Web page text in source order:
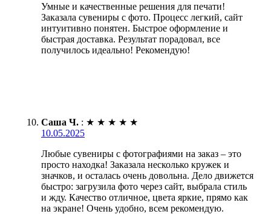
Умные и качественные решения для печати!
Заказала сувениры с фото. Процесс легкий, сайт
интуитивно понятен. Быстрое оформление и
быстрая доставка. Результат порадовал, все
получилось идеально! Рекомендую!
Саша Ч. : ★ ★ ★ ★ ★
10.05.2025
Любые сувениры с фотографиями на заказ – это
просто находка! Заказала несколько кружек и
значков, и осталась очень довольна. Дело движется
быстро: загрузила фото через сайт, выбрала стиль
и жду. Качество отличное, цвета яркие, прямо как
на экране! Очень удобно, всем рекомендую.